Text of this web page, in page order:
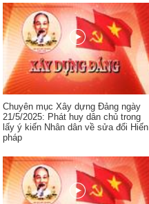
Chuyên mục Xây dựng Đảng ngày
21/5/2025: Phát huy dân chủ trong
lấy ý kiến Nhân dân về sửa đổi Hiến
pháp